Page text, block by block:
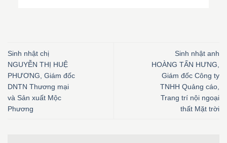
Sinh nhật chị
NGUYỄN THỊ HUỆ
PHƯƠNG, Giám đốc
DNTN Thương mại
và Sản xuất Mộc
Phương
Sinh nhật anh
HOÀNG TẤN HƯNG,
Giám đốc Công ty
TNHH Quảng cáo,
Trang trí nội ngoại
thất Mặt trời